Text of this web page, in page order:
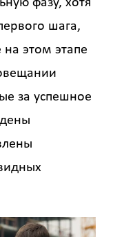
шага,
этом этапе
за успешное